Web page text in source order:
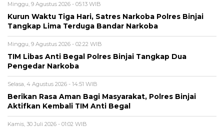
Minggu, 9 Agustus 2026 - 05:13 WIB
Kurun Waktu Tiga Hari, Satres Narkoba Polres Binjai
Tangkap Lima Terduga Bandar Narkoba
Minggu, 9 Agustus 2026 - 02:22 WIB
TIM Libas Anti Begal Polres Binjai Tangkap Dua
Pengedar Narkoba
Selasa, 4 Agustus 2026 - 14:51 WIB
Berikan Rasa Aman Bagi Masyarakat, Polres Binjai
Aktifkan Kembali TIM Anti Begal
Kamis, 30 Juli 2026 - 01:02 WIB